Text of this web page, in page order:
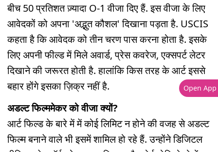
बीच 50 प्रतिशत ज़्यादा O-1 वीजा दिए हैं. इस वीजा के लिए
आवेदकों को अपना 'अद्भुत कौशल' दिखाना पड़ता है. USCIS
कहता है कि आवेदक को तीन चरण पास करना होता है. इसके
लिए अपनी फील्ड में मिले अवार्ड, प्रेस कवरेज, एक्सपर्ट लेटर
दिखाने की जरूरत होती है. हालांकि किस तरह के आर्ट इससे
बहार होंगे इसका ज़िक्र नहीं है.
अडल्ट फिल्ममेकर को वीजा क्यों?
आर्ट फिल्ड के बारे में में कोई लिमिट न होने की वजह से अडल्ट
फिल्म बनाने वाले भी इसमें शामिल हो रहे हैं. उन्होंने डिजिटल
Open App